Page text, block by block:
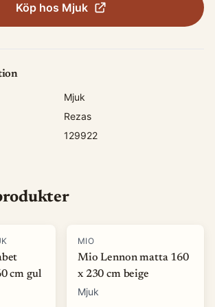
Köp hos Mjuk
Mjuk
Rezas
129922
cm gul
-40%
MIO
Mio Lennon matta 160
x 230 cm beige
Mjuk